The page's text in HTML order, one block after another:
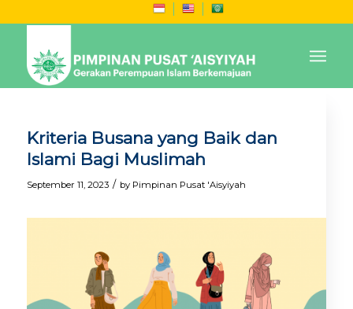
Kriteria Busana yang Baik dan
Islami Bagi Muslimah
September 11, 2023 / by Pimpinan Pusat 'Aisyiyah